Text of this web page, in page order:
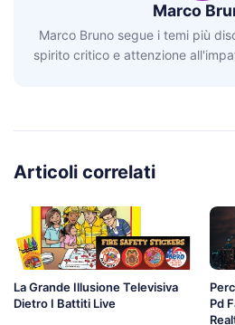
Marco
Marco Bruno segue i temi più
spirito critico e attenzione
Articoli correlati
La Grande Illusione Televisiva
Dietro I Battiti Live
Pd